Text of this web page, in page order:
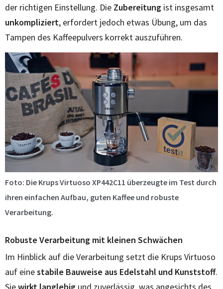
der richtigen Einstellung. Die Zubereitung ist insgesamt
unkompliziert, erfordert jedoch etwas Übung, um das
Tampen des Kaffeepulvers korrekt auszuführen.
Foto: Die Krups Virtuoso XP442C11 überzeugte im Test durch
ihren einfachen Aufbau, guten Kaffee und robuste
Verarbeitung.
Robuste Verarbeitung mit kleinen Schwächen
Im Hinblick auf die Verarbeitung setzt die Krups Virtuoso
auf einestabile Bauweise aus Edelstahl und Kunststoff.